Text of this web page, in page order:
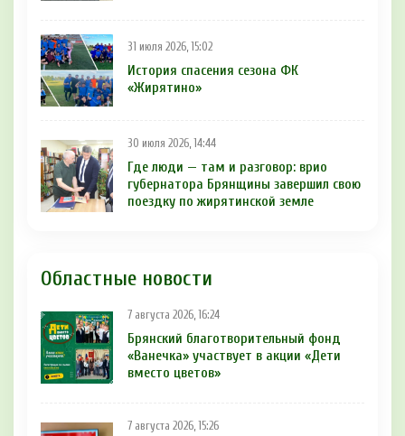
31 июля 2026, 15:02
История спасения сезона ФК
«Жирятино»
30 июля 2026, 14:44
Где люди — там и разговор: врио
губернатора Брянщины завершил свою
поездку по жирятинской земле
Областные новости
7 августа 2026, 16:24
Брянский благотворительный фонд
«Ванечка» участвует в акции «Дети
вместо цветов»
7 августа 2026, 15:26